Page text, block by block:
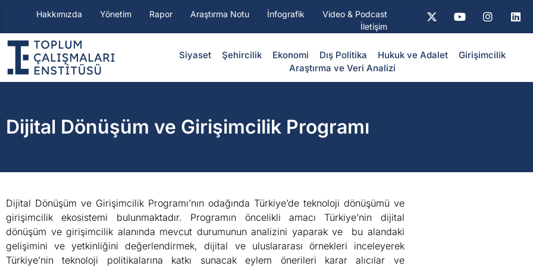
Hakkımızda Yönetim Rapor Araştırma Notu İnfografik
Video & Podcast
İletişim
Siyaset ⁠Şehircilik Ekonomi Dış Politika ⁠Hukuk ve Adalet
Girişimcilik
Araştırma ve Veri Analizi
Dijital Dönüşüm ve Girişimcilik Programı
Dijital Dönüşüm ve Girişimcilik Programı’nın odağında Türkiye’de teknoloji dönüşümü ve
girişimcilik ekosistemi bulunmaktadır. Programın öncelikli amacı Türkiye’nin dijital
dönüşüm ve girişimcilik alanında mevcut durumunun analizini yaparak ve bu alandaki
gelişimini ve yetkinliğini değerlendirmek, dijital ve uluslararası örnekleri inceleyerek
Türkiye’nin teknoloji politikalarına katkı sunacak eylem önerileri karar alıcılar ve